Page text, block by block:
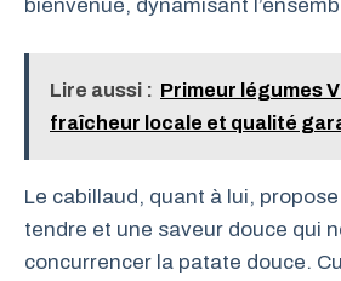
bienvenue, dynamisant
Lire aussi : Primeur légumes
fraîcheur locale et qualité
Le cabillaud, quant à lui,
tendre et une saveur douce qui
concurrencer la patate douce.